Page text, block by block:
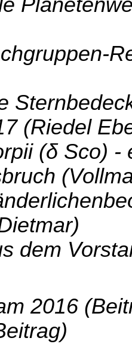
(Riedel
(δ Sco) -
dem
2016